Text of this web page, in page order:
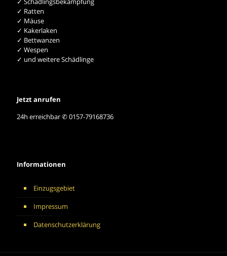
✓ Ratten
✓ Mäuse
✓ Kakerlaken
✓ Bettwanzen
✓ Wespen
✓ und weitere Schädlinge
Jetzt anrufen
24h erreichbar ✆ 0157-79168736
Informationen
Einzugsgebiet
Impressum
Datenschutzerklärung